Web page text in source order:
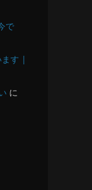
で
ます |
に